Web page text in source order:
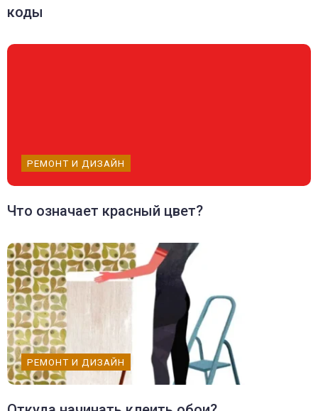
коды
РЕМОНТ И ДИЗАЙН
Что означает красный цвет?
РЕМОНТ И ДИЗАЙН